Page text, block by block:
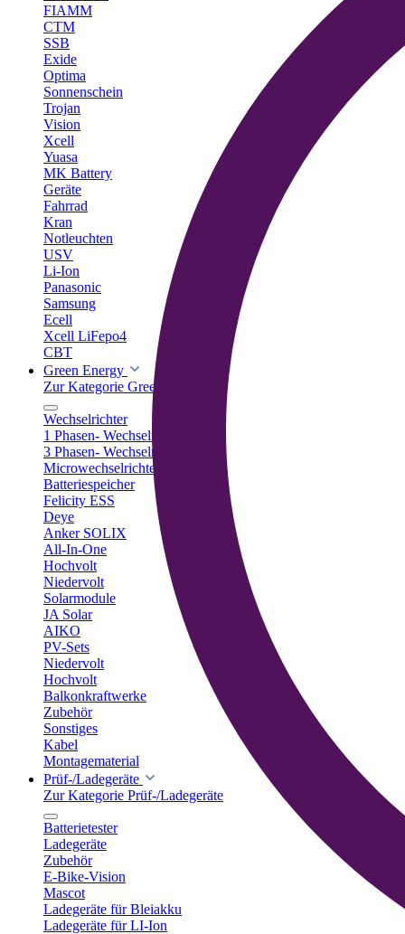
FIAMM
CTM
SSB
Exide
Optima
Sonnenschein
Trojan
Vision
Xcell
Yuasa
MK Battery
Geräte
Fahrrad
Kran
Notleuchten
USV
Li-Ion
Panasonic
Samsung
Ecell
Xcell LiFepo4
CBT
Green Energy
Zur Kategorie Green Energy
Wechselrichter
1 Phasen- Wechselrichter
3 Phasen- Wechselrichter
Microwechselrichter
Batteriespeicher
Felicity ESS
Deye
Anker SOLIX
All-In-One
Hochvolt
Niedervolt
Solarmodule
JA Solar
AIKO
PV-Sets
Niedervolt
Hochvolt
Balkonkraftwerke
Zubehör
Sonstiges
Kabel
Montagematerial
Prüf-/Ladegeräte
Zur Kategorie Prüf-/Ladegeräte
Batterietester
Ladegeräte
Zubehör
E-Bike-Vision
Mascot
Ladegeräte für Bleiakku
Ladegeräte für LI-Ion